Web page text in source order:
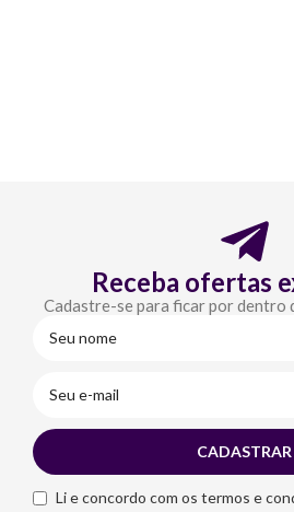
Receba ofertas
Cadastre-se para ficar por dentro
Li e concordo com os termos e